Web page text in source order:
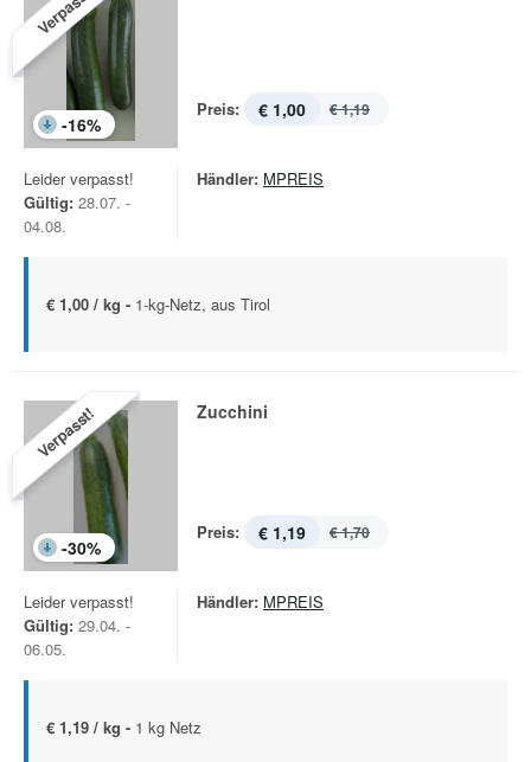
-16%
Preis: € 1,00 € 1,19
Leider verpasst!
Gültig: 28.07. -
04.08.
Händler: MPREIS
€ 1,00 / kg - 1-kg-Netz, aus Tirol
Verpasst!
-30%
Zucchini
Preis: € 1,19 € 1,70
Leider verpasst!
Gültig: 29.04. -
06.05.
Händler: MPREIS
€ 1,19 / kg - 1 kg Netz